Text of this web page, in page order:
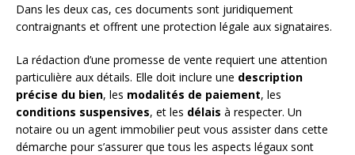
Dans les deux cas, ces documents sont juridiquement
contraignants et offrent une protection légale aux signataires.
La rédaction d’une promesse de vente requiert une attention
particulière aux détails. Elle doit inclure une description
précise du bien, les modalités de paiement, les
conditions suspensives, et les délais à respecter. Un
notaire ou un agent immobilier peut vous assister dans cette
démarche pour s’assurer que tous les aspects légaux sont